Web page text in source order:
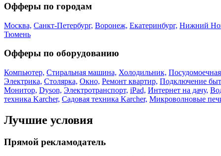
Офферы по городам
Москва, Санкт-Петербург, Воронеж, Екатеринбург, Нижний
Тюмень
Офферы по оборудованию
Компьютер, Стиральная машина, Холодильник,
Электрика, Столярка, Окно, Ремонт квартир, Подключение
Монитор, Dyson, Электротранспорт, iPad, Интернет на дачу,
техника Karcher, Садовая техника Karcher, Микроволновые
Лучшие условия
Прямой рекламодатель